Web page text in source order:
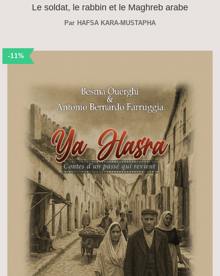
Le soldat, le rabbin et le Maghreb arabe
Par HAFSA KARA-MUSTAPHA
-11%